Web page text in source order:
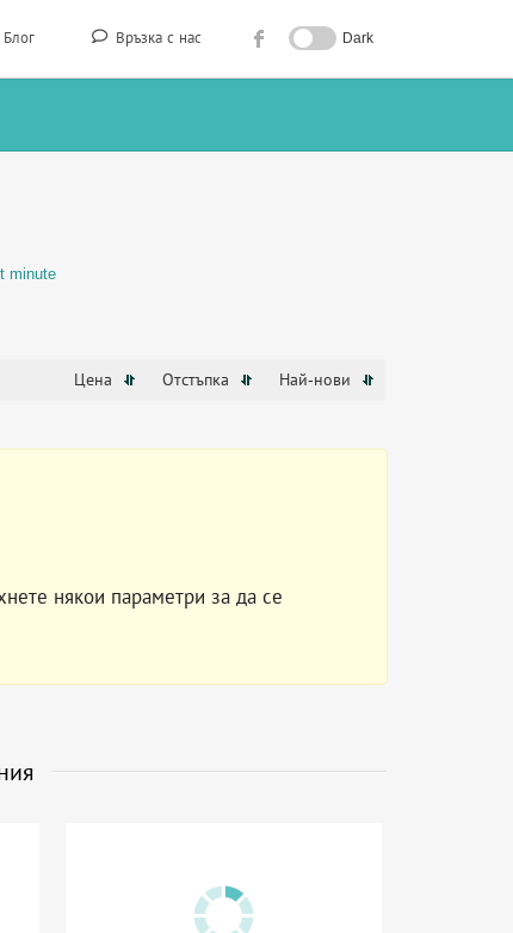
Блог Връзка с нас Dark
minute
Цена Отстъпка Най-нови
някои параметри за да се